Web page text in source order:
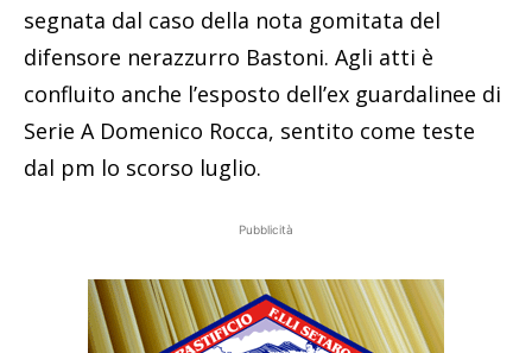
segnata dal caso della nota gomitata del
difensore nerazzurro Bastoni. Agli atti è
confluito anche l’esposto dell’ex guardalinee di
Serie A Domenico Rocca, sentito come teste
dal pm lo scorso luglio.
Pubblicità